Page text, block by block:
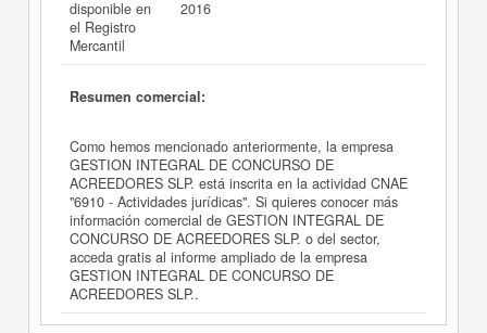
disponible en
el Registro
Mercantil
2016
Resumen comercial:
Como hemos mencionado anteriormente, la empresa
GESTION INTEGRAL DE CONCURSO DE
ACREEDORES SLP. está inscrita en la actividad CNAE
"6910 - Actividades jurídicas". Si quieres conocer más
información comercial de GESTION INTEGRAL DE
CONCURSO DE ACREEDORES SLP. o del sector,
acceda gratis al informe ampliado de la empresa
GESTION INTEGRAL DE CONCURSO DE
ACREEDORES SLP..